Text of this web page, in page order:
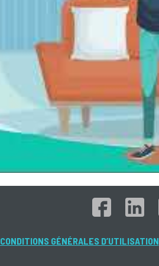
CONDITIONS GÉNÉRALES D’UTILISATION